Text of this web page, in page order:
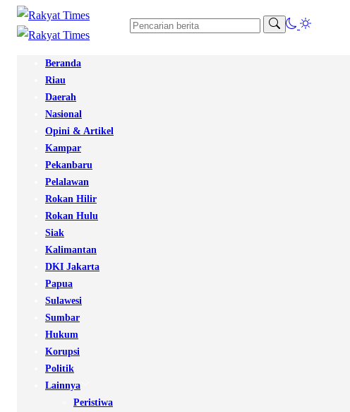
Beranda
Riau
Daerah
Nasional
Opini & Artikel
Kampar
Pekanbaru
Pelalawan
Rokan Hilir
Rokan Hulu
Siak
Kalimantan
DKI Jakarta
Papua
Sulawesi
Sumbar
Hukum
Korupsi
Politik
Lainnya
Peristiwa